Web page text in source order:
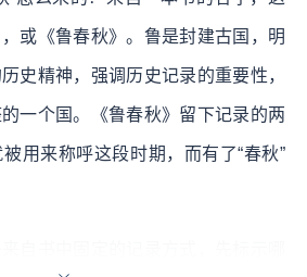
或《鲁春秋》。鲁是封建古国，明
史精神，强调历史记录的重要性，
一个国。 《鲁春秋》留下记录的两
用来称呼这段时期，而有了“春秋”